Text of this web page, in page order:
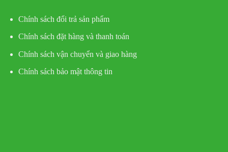
Chính sách đổi trả sản phẩm
Chính sách đặt hàng và thanh toán
Chính sách vận chuyển và giao hàng
Chính sách bảo mật thông tin